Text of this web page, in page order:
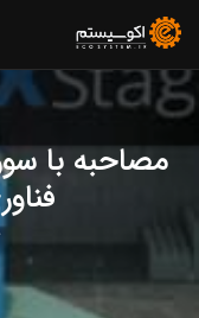
مصاحبه با